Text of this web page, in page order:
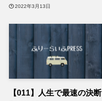
2022年3月13日
【011】人生で最速の決断